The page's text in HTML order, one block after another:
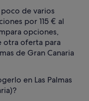
de varios
por 115 € al
opciones,
otra oferta para
de Gran Canaria
en Las Palmas